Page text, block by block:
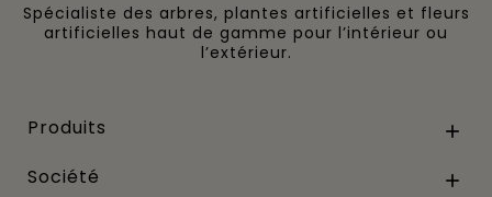
Spécialiste des arbres, plantes artificielles et fleurs
artificielles haut de gamme pour l’intérieur ou
l’extérieur.
Produits 
Société 